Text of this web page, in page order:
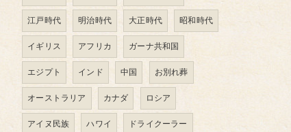
江戸時代 明治時代 大正時代 昭和時代
イギリス アフリカ ガーナ共和国
エジプト インド 中国 お別れ葬
オーストラリア カナダ ロシア
アイヌ民族 ハワイ ドライクーラー